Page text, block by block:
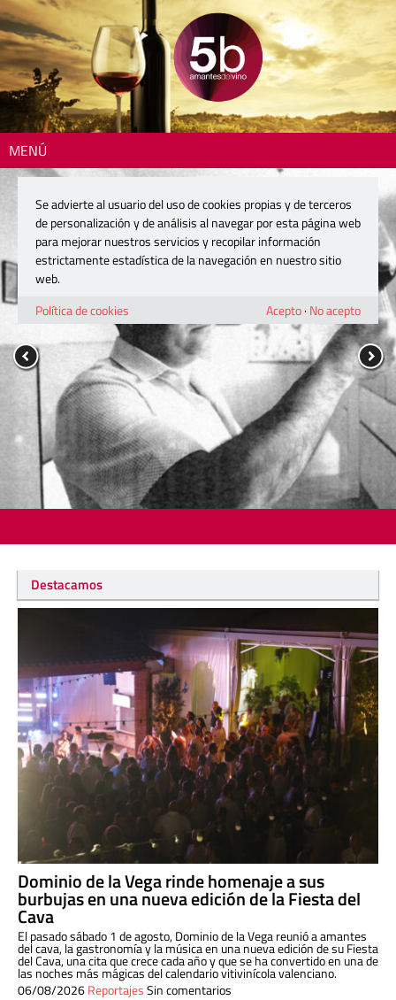
MENÚ
Destacamos
Dominio de la Vega rinde homenaje a sus
burbujas en una nueva edición de la Fiesta del
Cava
El pasado sábado 1 de agosto, Dominio de la Vega reunió a amantes
del cava, la gastronomía y la música en una nueva edición de su Fiesta
del Cava, una cita que crece cada año y que se ha convertido en una de
las noches más mágicas del calendario vitivinícola valenciano.
06/08/2026ReportajesSin comentarios
Se advierte al usuario del uso de cookies propias y de terceros
de personalización y de análisis al navegar por esta página web
para mejorar nuestros servicios y recopilar información
estrictamente estadística de la navegación en nuestro sitio
web.
Política de cookies
Acepto· No acepto